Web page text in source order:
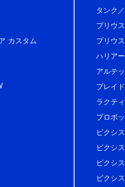
カスタム
タンク
プリウス
プリウ
ハリアー
アルテ
ブレイド
ラクテ
プロボ
ピクシ
ピクシ
ピクシ
ピクシ